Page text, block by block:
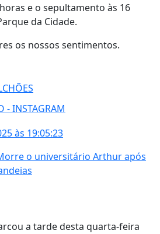
e o sepultamento às 16
da Cidade.
os nossos sentimentos.
às 19:05:23
o universitário Arthur após
a tarde desta quarta-feira